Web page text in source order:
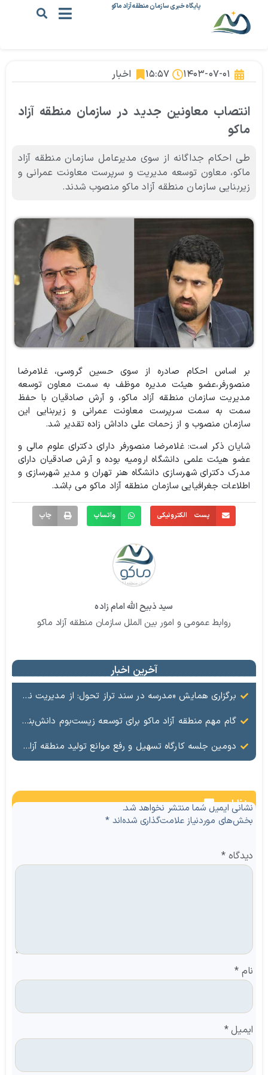
پایگاه خبری سازمان منطقه آزاد ماکو
۱۴۰۳-۰۷-۰۱ ۱۵:۵۷ اخبار
انتصاب معاونین جدید در سازمان منطقه آزاد
ماکو
طی احکام جداگانه از سوی مدیرعامل سازمان منطقه آزاد
ماکو،‌ معاون توسعه مدیریت و سرپرست معاونت عمرانی و
زیربنایی سازمان منطقه آزاد ماکو منصوب شدند.
بر اساس احکام صادره از سوی حسین گروسی،‌ غلامرضا
منصورفر،‌عضو هیئت مدیره موظف به سمت معاون توسعه
مدیریت سازمان منطقه آزاد ماکو، و آرش صادقیان با حفظ
سمت به سمت سرپرست معاونت عمرانی و زیربنایی این
سازمان منصوب و از زحمات علی داداش زاده تقدیر شد.
شایان ذکر است: غلامرضا منصورفر دارای دکترای علوم مالی و
عضو هیئت علمی دانشگاه ارومیه بوده و آرش صادقیان دارای
مدرک دکترای شهرسازی دانشگاه هنر تهران و مدیر شهرسازی و
اطلاعات جغرافیایی سازمان منطقه آزاد ماکو می باشد.
پست الکترونیکی واتساپ چاپ
سید ذبیح الله امام زاده
روابط عمومی و امور بین الملل سازمان منطقه آزاد ماکو
آخرین اخبار
️برگزاری همایش «مدرسه در سند تراز تحول: از مدیریت نیوتونی به رهبری کوانتومی» با مشارکت سازمان منطقه آزاد ماکو
گام مهم منطقه آزاد ماکو برای توسعه زیست‌بوم دانش‌بنیان با همکاری مرکز نوآوری و شتابدهنده‌های استارتاپ
دومین جلسه کارگاه تسهیل و رفع موانع تولید منطقه آزاد ماکو با حضور معاون اقتصادی و سرمایه‌گذاری سازمان منطقه آزاد ماکو، فرماندار شهرستان شوط و جمعی از مسئولان منطقه‌ای و شهرستانی برگزار شد.
نظرات
نشانی ایمیل شما منتشر نخواهد شد.
بخش‌های موردنیاز علامت‌گذاری شده‌اند*
دیدگاه*
نام *
ایمیل*